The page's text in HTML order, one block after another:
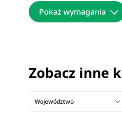
Pokaż wymagania
Zobacz inne
Województwo